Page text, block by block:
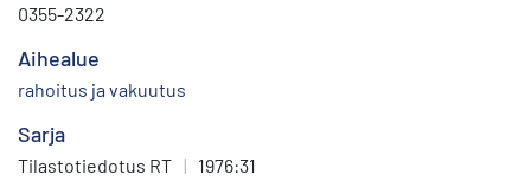
0355-2322
Aihealue
rahoitus ja vakuutus
Sarja
Tilastotiedotus RT | 1976:31